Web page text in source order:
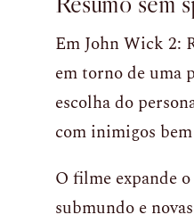
Em John Wick 2:
em torno de uma
escolha do
com inimigos
O filme expande
submundo e